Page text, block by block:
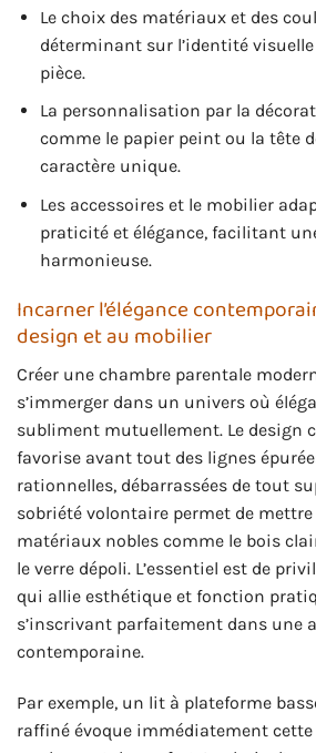
Le choix des matériaux et des
déterminant sur l’identité
pièce.
La personnalisation par la
comme le papier peint ou la tête
caractère unique.
Les accessoires et le mobilier
praticité et élégance, facilitant
harmonieuse.
Incarner l’élégance
design et au mobilier
Créer une chambre parentale
s’immerger dans un univers où
subliment mutuellement. Le design
favorise avant tout des lignes
rationnelles, débarrassées de tout
sobriété volontaire permet de mettre
matériaux nobles comme le bois
le verre dépoli. L’essentiel est de
qui allie esthétique et fonction
s’inscrivant parfaitement dans une
contemporaine.
Par exemple, un lit à plateforme
raffiné évoque immédiatement cette